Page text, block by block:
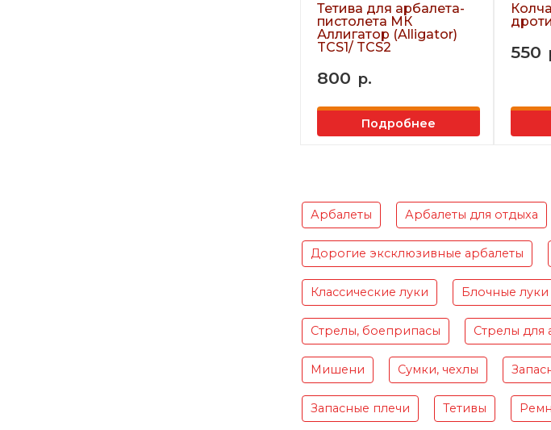
Тетива для арбалета-
пистолета МК
Аллигатор (Alligator)
TCS1/ TCS2
800 р.
Подробнее
550
Арбалеты Арбалеты для отдыха
Дорогие эксклюзивные арбалеты
Классические луки Блочные луки
Стрелы, боеприпасы Стрелы для
Мишени Сумки, чехлы
Запасные плечи Тетивы